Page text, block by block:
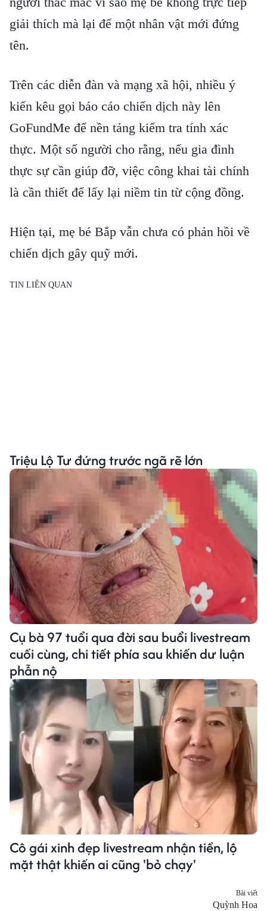
giải thích mà lại để một nhân vật mới đứng
tên.
Trên các diễn đàn và mạng xã hội, nhiều ý
kiến kêu gọi báo cáo chiến dịch này lên
GoFundMe để nền tảng kiểm tra tính xác
thực. Một số người cho rằng, nếu gia đình
thực sự cần giúp đỡ, việc công khai tài chính
là cần thiết để lấy lại niềm tin từ cộng đồng.
Hiện tại, mẹ bé Bắp vẫn chưa có phản hồi về
chiến dịch gây quỹ mới.
TIN LIÊN QUAN
Triệu Lộ Tư đứng trước ngã rẽ lớn
Cụ bà 97 tuổi qua đời sau buổi livestream
cuối cùng, chi tiết phía sau khiến dư luận
phẫn nộ
Cô gái xinh đẹp livestream nhận tiền, lộ
mặt thật khiến ai cũng 'bỏ chạy'
Bài viết
Quỳnh Hoa